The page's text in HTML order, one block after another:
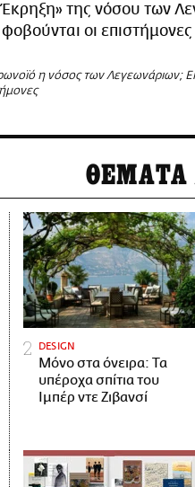
της νόσου των
οι
η νόσος των Λεγεωνάριων;
ΘΕΜΑΤΑ
DESIGN
Μόνο στα όνειρα: Τα
υπέροχα σπίτια του
Ιμπέρ ντε Ζιβανσί